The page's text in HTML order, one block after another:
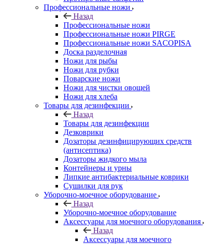
Профессиональные ножи
Назад
Профессиональные ножи
Профессиональные ножи PIRGE
Профессиональные ножи SACOPISA
Доска разделочная
Ножи для рыбы
Ножи для рубки
Поварские ножи
Ножи для чистки овощей
Ножи для хлеба
Товары для дезинфекции
Назад
Товары для дезинфекции
Дезковрики
Дозаторы дезинфицирующих средств
(антисептика)
Дозаторы жидкого мыла
Контейнеры и урны
Липкие антибактериальные коврики
Сушилки для рук
Уборочно-моечное оборудование
Назад
Уборочно-моечное оборудование
Аксессуары для моечного оборудования
Назад
Аксессуары для моечного